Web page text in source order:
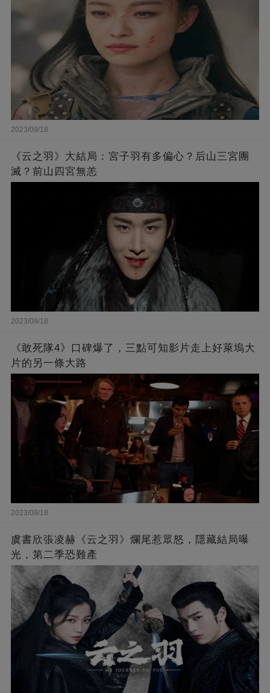
2023/09/18
《云之羽》大結局：宮子羽有多偏心？后山三宮團
滅？前山四宮無恙
2023/09/18
《敢死隊4》口碑爆了，三點可知影片走上好萊塢大
片的另一條大路
2023/09/18
虞書欣張凌赫《云之羽》爛尾惹眾怒，隱藏結局曝
光，第二季恐難產